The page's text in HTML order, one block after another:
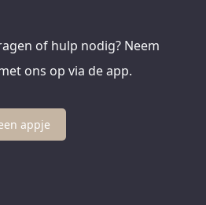
of hulp nodig? Neem
ons op via de app.
appje